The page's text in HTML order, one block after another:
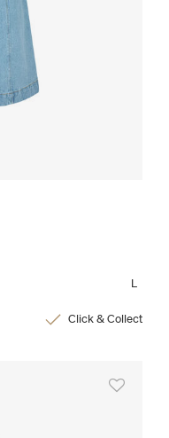
L
Click & Collect